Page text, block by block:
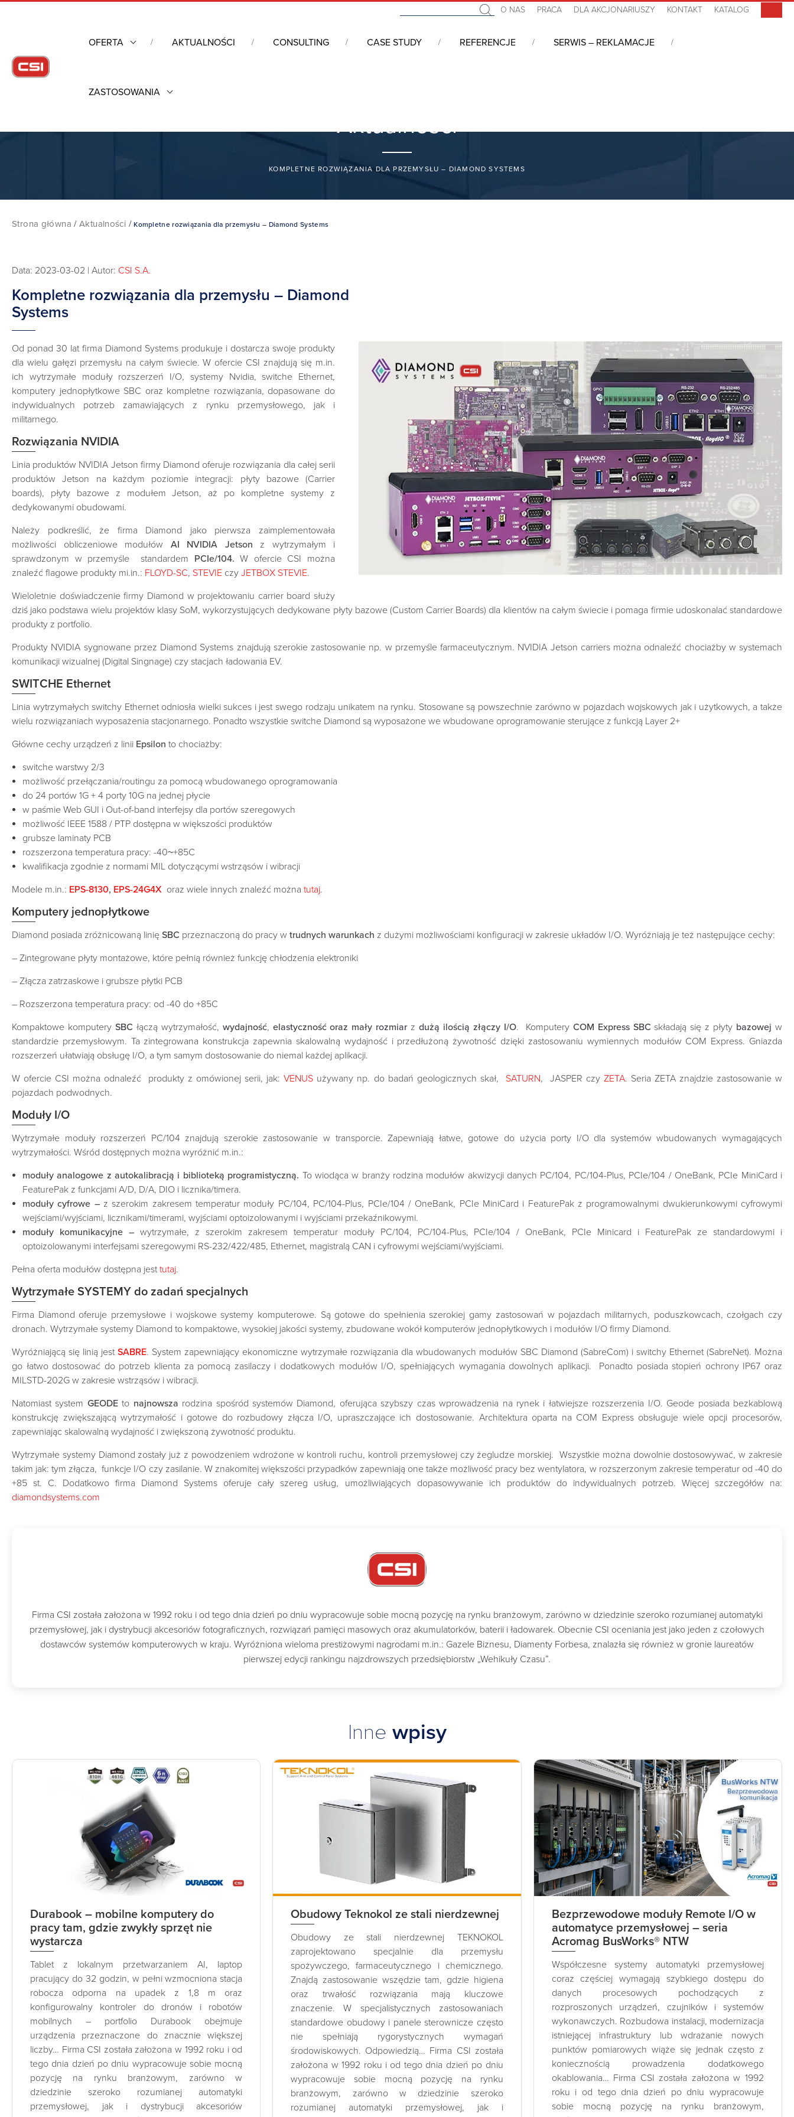
O NAS PRACA DLA AKCJONARIUSZY KONTAKT KATALOG
OFERTA AKTUALNOŚCI CONSULTING CASE STUDY REFERENCJE SERWIS – REKLAMACJE
ZASTOSOWANIA
Aktualności
KOMPLETNE ROZWIĄZANIA DLA PRZEMYSŁU – DIAMOND SYSTEMS
Strona główna / Aktualności /Kompletne rozwiązania dla przemysłu – Diamond Systems
Data: 2023-03-02 | Autor: CSI S.A.
Kompletne rozwiązania dla przemysłu – Diamond
Systems
Od ponad 30 lat firma Diamond Systems produkuje i dostarcza swoje produkty
dla wielu gałęzi przemysłu na całym świecie. W ofercie CSI znajdują się m.in.
ich wytrzymałe moduły rozszerzeń I/O, systemy Nvidia, switche Ethernet,
komputery jednopłytkowe SBC oraz kompletne rozwiązania, dopasowane do
indywidualnych potrzeb zamawiających z rynku przemysłowego, jak i
militarnego.
Rozwiązania NVIDIA
Linia produktów NVIDIA Jetson firmy Diamond oferuje rozwiązania dla całej serii
produktów Jetson na każdym poziomie integracji: płyty bazowe (Carrier
boards), płyty bazowe z modułem Jetson, aż po kompletne systemy z
dedykowanymi obudowami.
Należy podkreślić, że firma Diamond jako pierwsza zaimplementowała
możliwości obliczeniowe modułów AI NVIDIA Jetson z wytrzymałym i
sprawdzonym w przemyśle
standardem PCIe/104.W ofercie CSI można
znaleźć flagowe produkty mi.in.: FLOYD-SC, STEVIE czy JETBOX STEVIE.
Wieloletnie doświadczenie firmy Diamond w projektowaniu carrier board służy
dziś jako podstawa wielu projektów klasy SoM, wykorzystujących dedykowane płyty bazowe (Custom Carrier Boards) dla klientów na całym świecie i pomaga firmie udoskonalać standardowe
produkty z portfolio.
Produkty NVIDIA sygnowane przez Diamond Systems znajdują szerokie zastosowanie np. w przemyśle farmaceutycznym. NVIDIA Jetson carriers można odnaleźć chociażby w systemach
komunikacji wizualnej (Digital Singnage) czy stacjach ładowania EV.
SWITCHE Ethernet
Linia wytrzymałych switchy Ethernet odniosła wielki sukces i jest swego rodzaju unikatem na rynku. Stosowane są powszechnie zarówno w pojazdach wojskowych jak i użytkowych, a także
wielu rozwiązaniach wyposażenia stacjonarnego. Ponadto wszystkie switche Diamond są wyposażone we wbudowane oprogramowanie sterujące z funkcją Layer 2+
Główne cechy urządzeń z linii Epsilon to chociażby:
switche warstwy 2/3
możliwość przełączania/routingu za pomocą wbudowanego oprogramowania
do 24 portów 1G + 4 porty 10G na jednej płycie
w paśmie Web GUI i Out-of-band interfejsy dla portów szeregowych
możliwość IEEE 1588 / PTP dostępna w większości produktów
grubsze laminaty PCB
rozszerzona temperatura pracy: -40~+85C
kwalifikacja zgodnie z normami MIL dotyczącymi wstrząsów i wibracji
Modele m.in.: EPS-8130, EPS-24G4X oraz wiele innych znaleźć można tutaj.
Komputery jednopłytkowe
Diamond posiada zróżnicowaną linię SBC przeznaczoną do pracy w trudnych warunkach z dużymi możliwościami konfiguracji w zakresie układów I/O. Wyróżniają je też następujące cechy:
– Zintegrowane płyty montażowe, które pełnią również funkcję chłodzenia elektroniki
– Złącza zatrzaskowe i grubsze płytki PCB
– Rozszerzona temperatura pracy: od -40 do +85C
Kompaktowe komputerySBC łączą wytrzymałość, wydajność, elastyczność oraz mały rozmiar z dużą ilością złączy I/O. KomputeryCOM Express SBCskładają się z płyty bazowejw
standardzie przemysłowym. Ta zintegrowana konstrukcja zapewnia skalowalną wydajność i przedłużoną żywotność dzięki zastosowaniu wymiennych modułów COM Express. Gniazda
rozszerzeń ułatwiają obsługę I/O, a tym samym dostosowanie do niemal każdej aplikacji.
W ofercie CSI można odnaleźć produkty z omówionej serii, jak:VENUS używany np. do badań geologicznych skał, SATURN, JASPER czy ZETA. Seria ZETA znajdzie zastosowanie w
pojazdach podwodnych.
Moduły I/O
Wytrzymałe moduły rozszerzeń PC/104 znajdują szerokie zastosowanie w transporcie. Zapewniają łatwe, gotowe do użycia porty I/O dla systemów wbudowanych wymagających
wytrzymałości. Wśród dostępnych można wyróżnić m.in.:
moduły analogowe z autokalibracją i biblioteką programistyczną. To wiodąca w branży rodzina modułów akwizycji danych PC/104, PC/104-Plus, PCIe/104 / OneBank, PCIe MiniCard i
FeaturePak z funkcjami A/D, D/A, DIO i licznika/timera.
moduły cyfrowe – z szerokim zakresem temperatur moduły PC/104, PC/104-Plus, PCIe/104 / OneBank, PCIe MiniCard i FeaturePak z programowalnymi dwukierunkowymi cyfrowymi
wejściami/wyjściami, licznikami/timerami, wyjściami optoizolowanymi i wyjściami przekaźnikowymi.
moduły komunikacyjne – wytrzymałe, z szerokim zakresem temperatur moduły PC/104, PC/104-Plus, PCIe/104 / OneBank, PCIe Minicard i FeaturePak ze standardowymi i
optoizolowanymi interfejsami szeregowymi RS-232/422/485, Ethernet, magistralą CAN i cyfrowymi wejściami/wyjściami.
Pełna oferta modułów dostępna jest tutaj.
Wytrzymałe SYSTEMY do zadań specjalnych
Firma Diamond oferuje przemysłowe i wojskowe systemy komputerowe. Są gotowe do spełnienia szerokiej gamy zastosowań w pojazdach militarnych, poduszkowcach, czołgach czy
dronach. Wytrzymałe systemy Diamond to kompaktowe, wysokiej jakości systemy, zbudowane wokół komputerów jednopłytkowych i modułów I/O firmy Diamond.
Wyróżniającą się linią jest SABRE. System zapewniający ekonomiczne wytrzymałe rozwiązania dla wbudowanych modułów SBC Diamond (SabreCom) i switchy Ethernet (SabreNet). Można
go łatwo dostosować do potrzeb klienta za pomocą zasilaczy i dodatkowych modułów I/O, spełniających wymagania dowolnych aplikacji. Ponadto posiada stopień ochrony IP67 oraz
MILSTD-202G w zakresie wstrząsów i wibracji.
Natomiast system GEODEto najnowsza rodzina spośród systemów Diamond, oferująca szybszy czas wprowadzenia na rynek i łatwiejsze rozszerzenia I/O. Geode posiada bezkablową
konstrukcję zwiększającą wytrzymałość i gotowe do rozbudowy złącza I/O, upraszczające ich dostosowanie. Architektura oparta na COM Express obsługuje wiele opcji procesorów,
zapewniając skalowalną wydajność i zwiększoną żywotność produktu.
Wytrzymałe systemy Diamond zostały już z powodzeniem wdrożone w kontroli ruchu, kontroli przemysłowej czy żegludze morskiej. Wszystkie można dowolnie dostosowywać, w zakresie
takim jak: tym złącza, funkcje I/O czy zasilanie. W znakomitej większości przypadków zapewniają one także możliwość pracy bez wentylatora, w rozszerzonym zakresie temperatur od -40 do
+85 st. C. Dodatkowo firma Diamond Systems oferuje cały szereg usług, umożliwiających dopasowywanie ich produktów do indywidualnych potrzeb. Więcej szczegółów na:
diamondsystems.com
Firma CSI została założona w 1992 roku i od tego dnia dzień po dniu wypracowuje sobie mocną pozycję na rynku branżowym, zarówno w dziedzinie szeroko rozumianej automatyki
przemysłowej, jak i dystrybucji akcesoriów fotograficznych, rozwiązań pamięci masowych oraz akumulatorków, baterii i ładowarek. Obecnie CSI oceniania jest jako jeden z czołowych
dostawców systemów komputerowych w kraju. Wyróżniona wieloma prestiżowymi nagrodami m.in.: Gazele Biznesu, Diamenty Forbesa, znalazła się również w gronie laureatów
pierwszej edycji rankingu najzdrowszych przedsiębiorstw „Wehikuły Czasu”.
Inne wpisy
Durabook – mobilne komputery do
pracy tam, gdzie zwykły sprzęt nie
wystarcza
Tablet z lokalnym przetwarzaniem AI, laptop
pracujący do 32 godzin, w pełni wzmocniona stacja
robocza odporna na upadek z 1,8 m oraz
konfigurowalny kontroler do dronów i robotów
mobilnych – portfolio Durabook obejmuje
urządzenia przeznaczone do znacznie większej
liczby… Firma CSI została założona w 1992 roku i od
tego dnia dzień po dniu wypracowuje sobie mocną
pozycję na rynku branżowym, zarówno w
dziedzinie szeroko rozumianej automatyki
przemysłowej, jak i dystrybucji akcesoriów
Obudowy Teknokol ze stali nierdzewnej
Obudowy ze stali nierdzewnej TEKNOKOL
zaprojektowano specjalnie dla przemysłu
spożywczego, farmaceutycznego i chemicznego.
Znajdą zastosowanie wszędzie tam, gdzie higiena
oraz trwałość rozwiązania mają kluczowe
znaczenie. W specjalistycznych zastosowaniach
standardowe obudowy i panele sterownicze często
nie spełniają rygorystycznych wymagań
środowiskowych. Odpowiedzią… Firma CSI została
założona w 1992 roku i od tego dnia dzień po dniu
wypracowuje sobie mocną pozycję na rynku
branżowym, zarówno w dziedzinie szeroko
rozumianej automatyki przemysłowej, jak i
Bezprzewodowe moduły Remote I/O w
automatyce przemysłowej – seria
Acromag BusWorks® NTW
Współczesne systemy automatyki przemysłowej
coraz częściej wymagają szybkiego dostępu do
danych procesowych pochodzących z
rozproszonych urządzeń, czujników i systemów
wykonawczych. Rozbudowa instalacji, modernizacja
istniejącej infrastruktury lub wdrażanie nowych
punktów pomiarowych wiąże się jednak często z
koniecznością prowadzenia dodatkowego
okablowania… Firma CSI została założona w 1992
roku i od tego dnia dzień po dniu wypracowuje
sobie mocną pozycję na rynku branżowym,